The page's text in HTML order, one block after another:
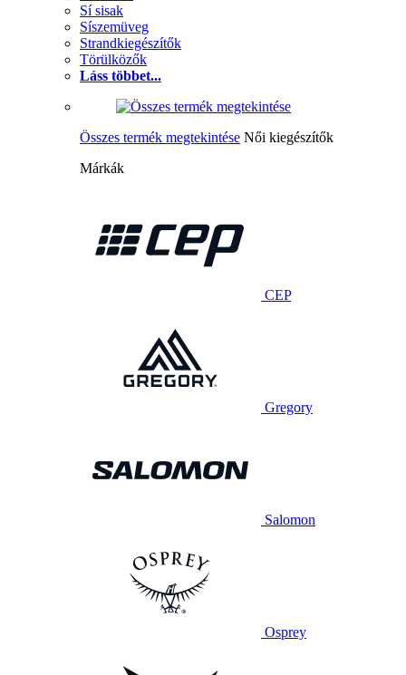
Sí sisak
Síszemüveg
Strandkiegészítők
Törülközők
Láss többet...
Összes termék megtekintése Női kiegészítők
Márkák
CEP
Gregory
Salomon
Osprey